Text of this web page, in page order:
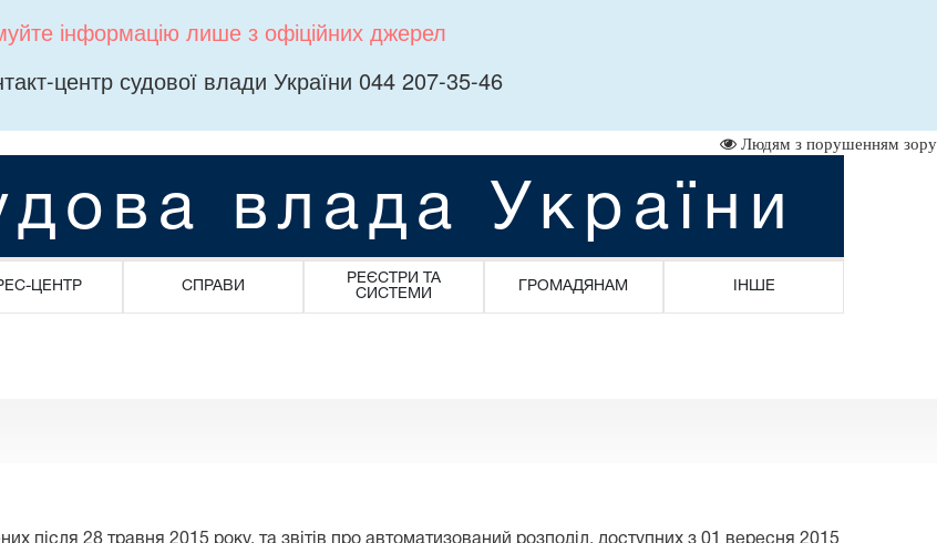
інформацію лише з офіційних джерел
центр судової влади України 044 207-35-46
Людям з порушенням зору
влада України
ЦЕНТР СПРАВИ
РЕЄСТРИ ТА
СИСТЕМИ
ГРОМАДЯНАМ ІНШЕ